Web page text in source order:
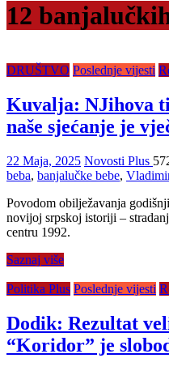
12
DRUŠTVO Poslednje vijesti
Kuvalja: NJihova
naše sjećanje je
22 Maja, 2025 Novosti Plus
beba, banjalučke bebe,
Povodom obilježavanja
novijoj srpskoj istoriji –
centru 1992.
Saznaj više
Politika Plus Poslednje vijesti
Dodik: Rezultat
“Koridor” je